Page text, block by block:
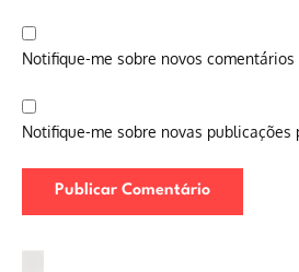
Notifique-me sobre novos comentários
Notifique-me sobre novas publicações